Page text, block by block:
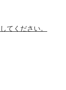
てください。